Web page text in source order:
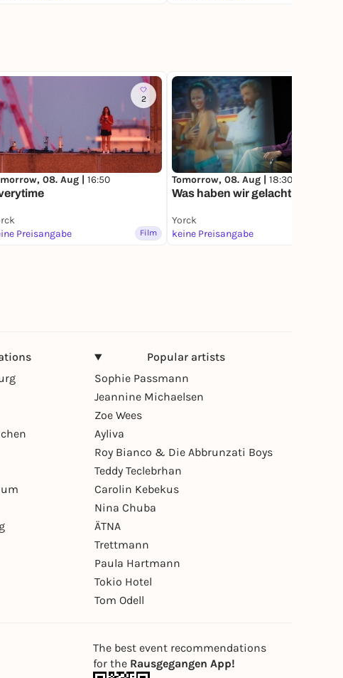
2
08. Aug | 16:50
Preisangabe
Film
Tomorrow, 08. Aug | 18:30
Was haben wir gelacht
Yorck
keine Preisangabe
Popular artists
Sophie Passmann
Jeannine Michaelsen
Zoe Wees
Ayliva
Roy Bianco & Die Abbrunzati Boys
Teddy Teclebrhan
Carolin Kebekus
Nina Chuba
ÄTNA
Trettmann
Paula Hartmann
Tokio Hotel
Tom Odell
The best event recommendations
for the Rausgegangen App!